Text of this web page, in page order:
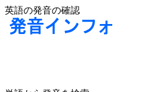
英語の発音の確認